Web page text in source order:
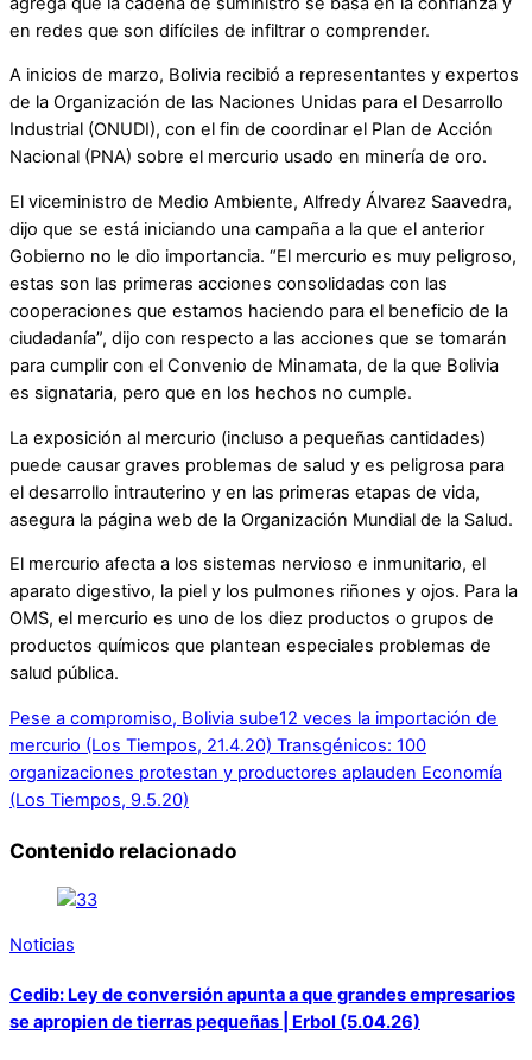
en redes que son difíciles de infiltrar o comprender.
A inicios de marzo, Bolivia recibió a representantes y expertos
de la Organización de las Naciones Unidas para el Desarrollo
Industrial (ONUDI), con el fin de coordinar el Plan de Acción
Nacional (PNA) sobre el mercurio usado en minería de oro.
El viceministro de Medio Ambiente, Alfredy Álvarez Saavedra,
dijo que se está iniciando una campaña a la que el anterior
Gobierno no le dio importancia. “El mercurio es muy peligroso,
estas son las primeras acciones consolidadas con las
cooperaciones que estamos haciendo para el beneficio de la
ciudadanía”, dijo con respecto a las acciones que se tomarán
para cumplir con el Convenio de Minamata, de la que Bolivia
es signataria, pero que en los hechos no cumple.
La exposición al mercurio (incluso a pequeñas cantidades)
puede causar graves problemas de salud y es peligrosa para
el desarrollo intrauterino y en las primeras etapas de vida,
asegura la página web de la Organización Mundial de la Salud.
El mercurio afecta a los sistemas nervioso e inmunitario, el
aparato digestivo, la piel y los pulmones riñones y ojos. Para la
OMS, el mercurio es uno de los diez productos o grupos de
productos químicos que plantean especiales problemas de
salud pública.
Pese a compromiso, Bolivia sube12 veces la importación de
mercurio (Los Tiempos, 21.4.20) Transgénicos: 100
organizaciones protestan y productores aplauden Economía
(Los Tiempos, 9.5.20)
Contenido relacionado
Noticias
Cedib: Ley de conversión apunta a que grandes empresarios
se apropien de tierras pequeñas | Erbol (5.04.26)